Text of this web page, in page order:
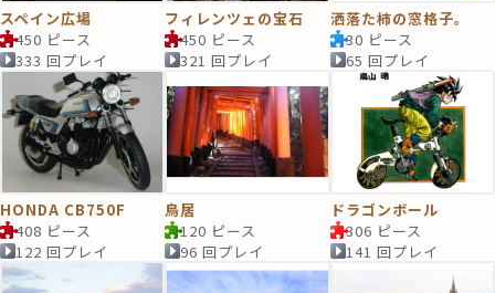
スペイン広場
450 ピース
333 回プレイ
フィレンツェの宝石
450 ピース
321 回プレイ
洒落た柿の窓格子。
30 ピース
65 回プレイ
HONDA CB750F
408 ピース
122 回プレイ
鳥居
120 ピース
96 回プレイ
ドラゴンボール
306 ピース
141 回プレイ